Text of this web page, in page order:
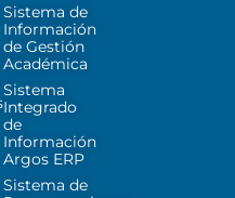
Sistema de
Información
de Gestión
Académica
Sistema
Integrado
de
Información
Argos ERP
Sistema de